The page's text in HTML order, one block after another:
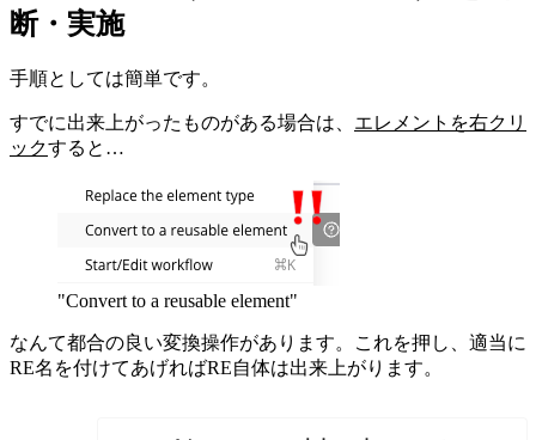
断・実施
手順としては簡単です。
すでに出来上がったものがある場合は、 エレメントを右クリ
ックすると…
"Convert to a reusable element"
なんて都合の良い変換操作があります。これを押し、適当に
RE名を付けてあげればRE自体は出来上がります。